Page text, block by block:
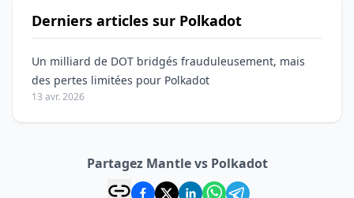
Derniers articles sur Polkadot
Un milliard de DOT bridgés frauduleusement, mais
des pertes limitées pour Polkadot
13 avr. 2026
Partagez Mantle vs Polkadot